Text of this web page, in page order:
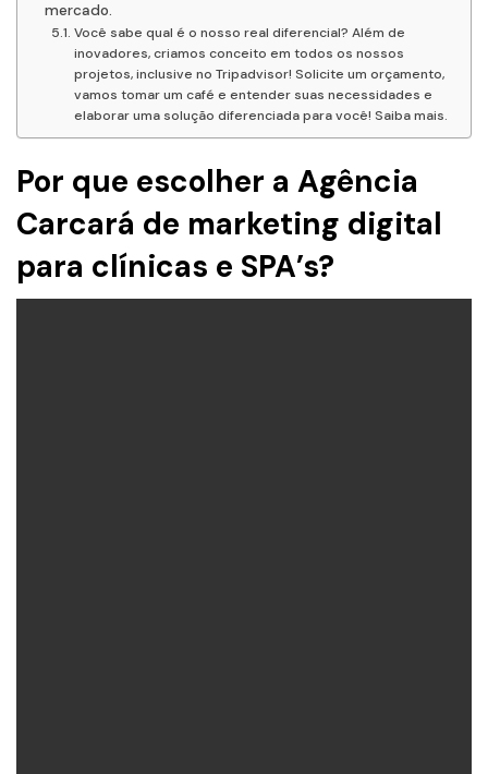
mercado.
Você sabe qual é o nosso real diferencial? Além de
inovadores, criamos conceito em todos os nossos
projetos, inclusive no Tripadvisor! Solicite um orçamento,
vamos tomar um café e entender suas necessidades e
elaborar uma solução diferenciada para você! Saiba mais.
Por que escolher a Agência
Carcará de marketing digital
para clínicas e SPA’s?